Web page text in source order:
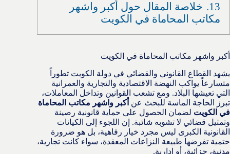
13.
خلاصة المقال حول أكبر واشهر
مكاتب المحاماة في الكويت
أكبر واشهر مكاتب المحاماة في الكويت
يشهد القطاع القانوني والقضائي في دولة الكويت تطوراً
متسارعاً يواكب النهضة الاقتصادية والتجارية والعمرانية
التي تعيشها البلاد. ومع تشعب القوانين وتداخل المعاملات،
تبرز الحاجة الماسة للبحث عن أكبر واشهر مكاتب المحاماة
في الكويت لضمان الحصول على حماية قانونية رصينة
وتمثيل قضائي لا تشوبه شائبة. إن اللجوء إلى الكيانات
القانونية الكبرى ليس مجرد خيار رفاهية، بل هو ضرورة
حتمية تفرضها طبيعة النزاعات المعقدة، سواء كانت تجارية،
مدنية، جزائية، أو إدارية.